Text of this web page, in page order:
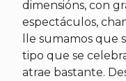
dimensións, con
espectáculos,
lle sumamos que
tipo que se
atrae bastante.